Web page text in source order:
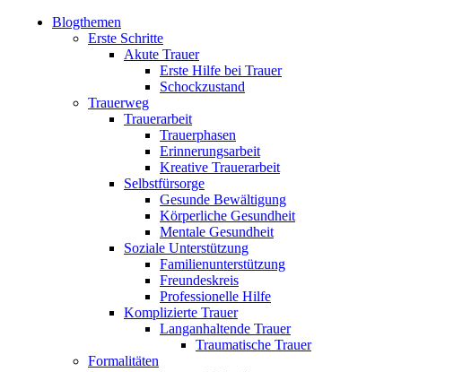
Blogthemen
Erste Schritte
Akute Trauer
Erste Hilfe bei Trauer
Schockzustand
Trauerweg
Trauerarbeit
Trauerphasen
Erinnerungsarbeit
Kreative Trauerarbeit
Selbstfürsorge
Gesunde Bewältigung
Körperliche Gesundheit
Mentale Gesundheit
Soziale Unterstützung
Familienunterstützung
Freundeskreis
Professionelle Hilfe
Komplizierte Trauer
Langanhaltende Trauer
Traumatische Trauer
Formalitäten